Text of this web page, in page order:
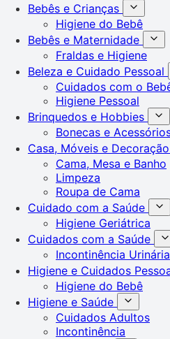
Bebês e Crianças
Higiene do Bebê
Bebês e Maternidade
Fraldas e Higiene
Beleza e Cuidado Pessoal
Cuidados com o
Higiene Pessoal
Brinquedos e Hobbies
Bonecas e
Casa, Móveis e Decoração
Cama, Mesa e Banho
Limpeza
Roupa de Cama
Cuidado com a Saúde
Higiene Geriátrica
Cuidados com a Saúde
Incontinência Urinária
Higiene e Cuidados
Higiene do Bebê
Higiene e Saúde
Cuidados Adultos
Incontinência